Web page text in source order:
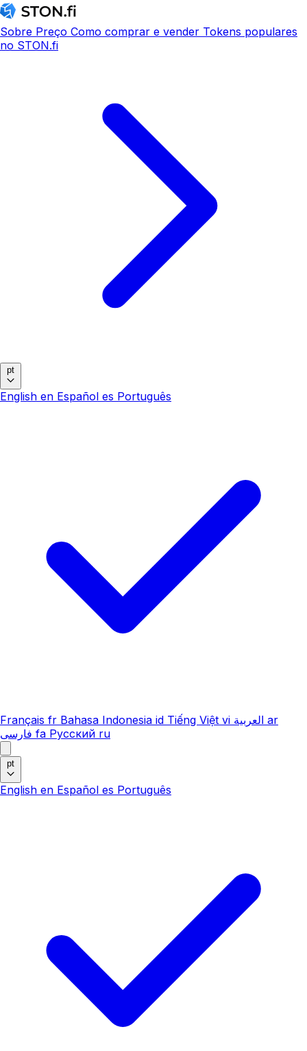
Sobre Preço Como comprar e vender Tokens populares
no STON.fi
pt
English en Español es Português
Français fr Bahasa Indonesia id Tiếng Việt vi العربية ar
فارسی fa Русский ru
pt
English en Español es Português